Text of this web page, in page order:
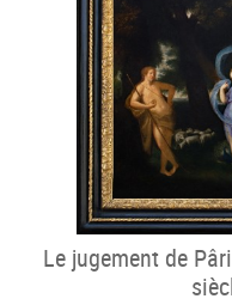
Le jugement de